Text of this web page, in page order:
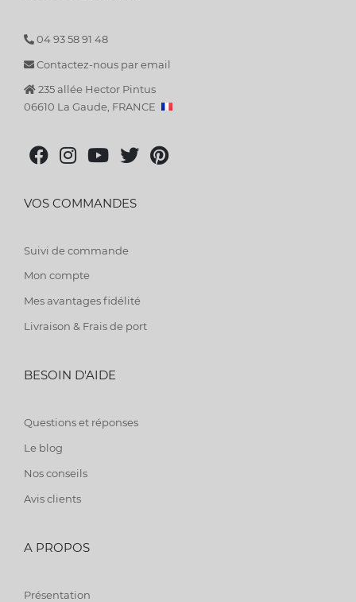
04 93 58 91 48
Contactez-nous par email
235 allée Hector Pintus
06610 La Gaude, FRANCE
VOS COMMANDES
Suivi de commande
Mon compte
Mes avantages fidélité
Livraison & Frais de port
BESOIN D'AIDE
Questions et réponses
Le blog
Nos conseils
Avis clients
A PROPOS
Présentation